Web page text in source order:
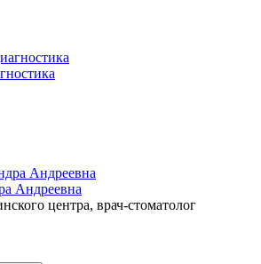
Андреевна
центра, врач-стоматолог